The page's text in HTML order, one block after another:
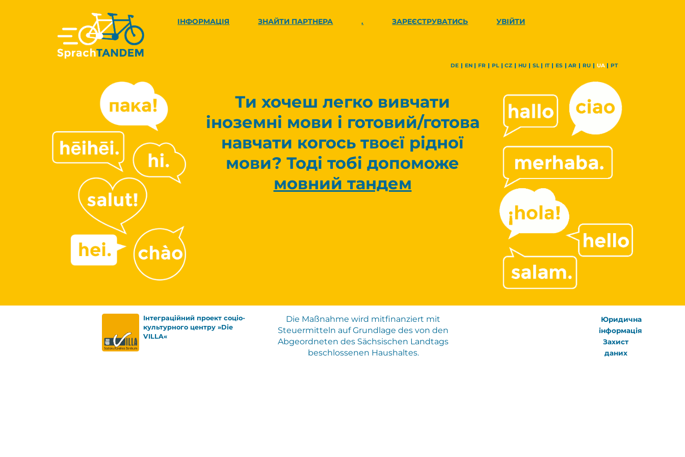
ІНФОРМАЦІЯ ЗНАЙТИ ПАРТНЕРА . ЗАРЕЄСТРУВАТИСЬ УВІЙТИ
DE EN FR PL CZ HU SL IT ES AR RU UA PT
Ти хочеш легко вивчати
іноземні мови і готовий/готова
навчати когось твоєї рідної
мови? Тоді тобі допоможе
мовний тандем
Інтеграційний проект соціо-
культурного центру »Die
VILLA«
Die Maßnahme wird mitfinanziert mit
Steuermitteln auf Grundlage des von den
Abgeordneten des Sächsischen Landtags
beschlossenen Haushaltes.
Юридична
інформація
Захист
даних